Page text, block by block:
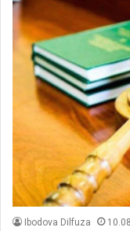
Ibodova Dilfuza